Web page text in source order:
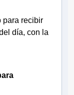
para recibir
día, con la